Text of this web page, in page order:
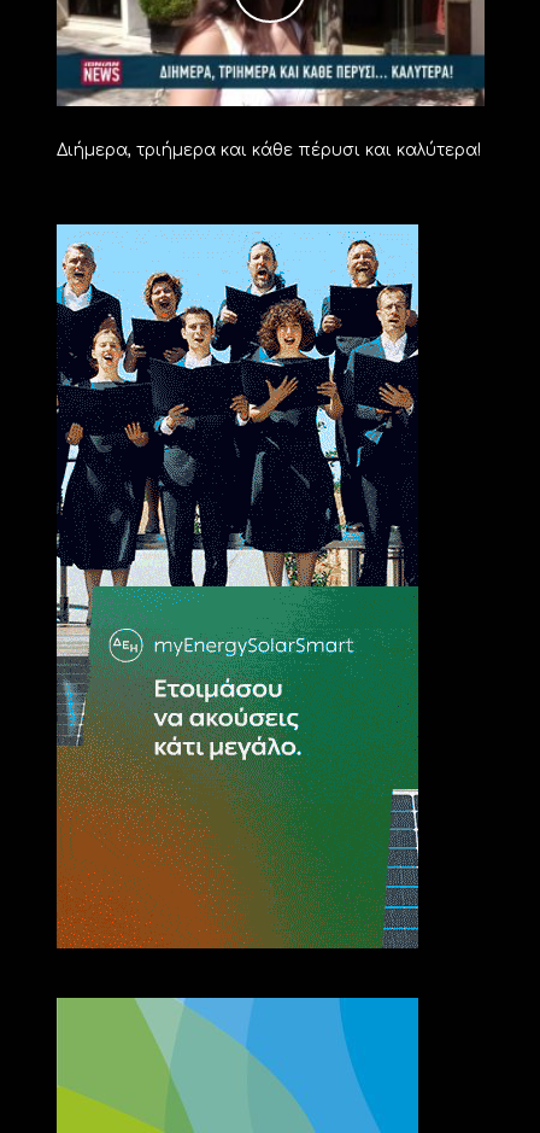
Διήμερα, τριήμερα και κάθε πέρυσι και καλύτερα!